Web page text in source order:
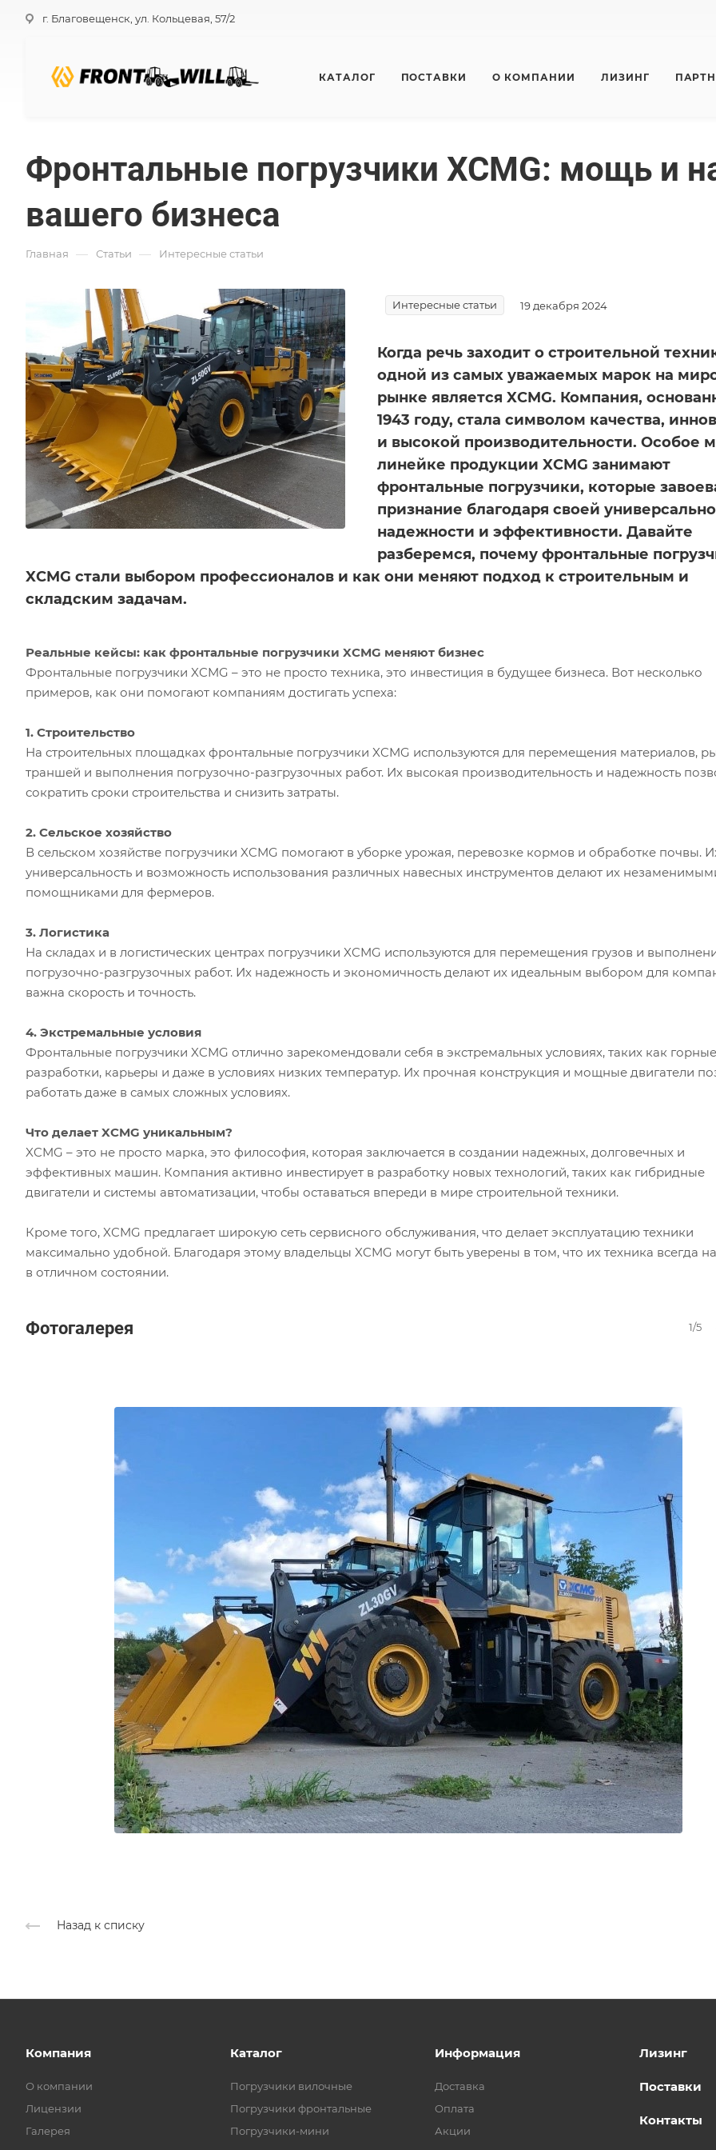
г. Благовещенск, ул. Кольцевая, 57/2
КАТАЛОГ ПОСТАВКИ О КОМПАНИИ ЛИЗИНГ
Фронтальные погрузчики XCMG: мощь и
вашего бизнеса
Главная — Статьи — Интересные статьи
Интересные статьи 19 декабря 2024
Когда речь заходит о строительной
одной из самых уважаемых марок на
рынке является XCMG. Компания,
1943 году, стала символом качества,
и высокой производительности. Особое
линейке продукции XCMG занимают
фронтальные погрузчики, которые
признание благодаря своей
надежности и эффективности. Давайте
разберемся, почему фронтальные
XCMG стали выбором профессионалов и как они меняют подход к строительным и
складским задачам.
Реальные кейсы: как фронтальные погрузчики XCMG меняют бизнес
Фронтальные погрузчики XCMG – это не просто техника, это инвестиция в будущее бизнеса. Вот несколько
примеров, как они помогают компаниям достигать успеха:
1. Строительство
На строительных площадках фронтальные погрузчики XCMG используются для перемещения материалов,
траншей и выполнения погрузочно-разгрузочных работ. Их высокая производительность и надежность
сократить сроки строительства и снизить затраты.
2. Сельское хозяйство
В сельском хозяйстве погрузчики XCMG помогают в уборке урожая, перевозке кормов и обработке почвы.
универсальность и возможность использования различных навесных инструментов делают их
помощниками для фермеров.
3. Логистика
На складах и в логистических центрах погрузчики XCMG используются для перемещения грузов и
погрузочно-разгрузочных работ. Их надежность и экономичность делают их идеальным выбором для
важна скорость и точность.
4. Экстремальные условия
Фронтальные погрузчики XCMG отлично зарекомендовали себя в экстремальных условиях, таких как горные
разработки, карьеры и даже в условиях низких температур. Их прочная конструкция и мощные двигатели
работать даже в самых сложных условиях.
Что делает XCMG уникальным?
XCMG – это не просто марка, это философия, которая заключается в создании надежных, долговечных и
эффективных машин. Компания активно инвестирует в разработку новых технологий, таких как гибридные
двигатели и системы автоматизации, чтобы оставаться впереди в мире строительной техники.
Кроме того, XCMG предлагает широкую сеть сервисного обслуживания, что делает эксплуатацию техники
максимально удобной. Благодаря этому владельцы XCMG могут быть уверены в том, что их техника всегда
в отличном состоянии.
Фотогалерея 1/5
Назад к списку
Компания
О компании
Лицензии
Галерея
Каталог
Погрузчики вилочные
Погрузчики фронтальные
Погрузчики-мини
Информация
Доставка
Оплата
Акции
Лизинг
Поставки
Контакты